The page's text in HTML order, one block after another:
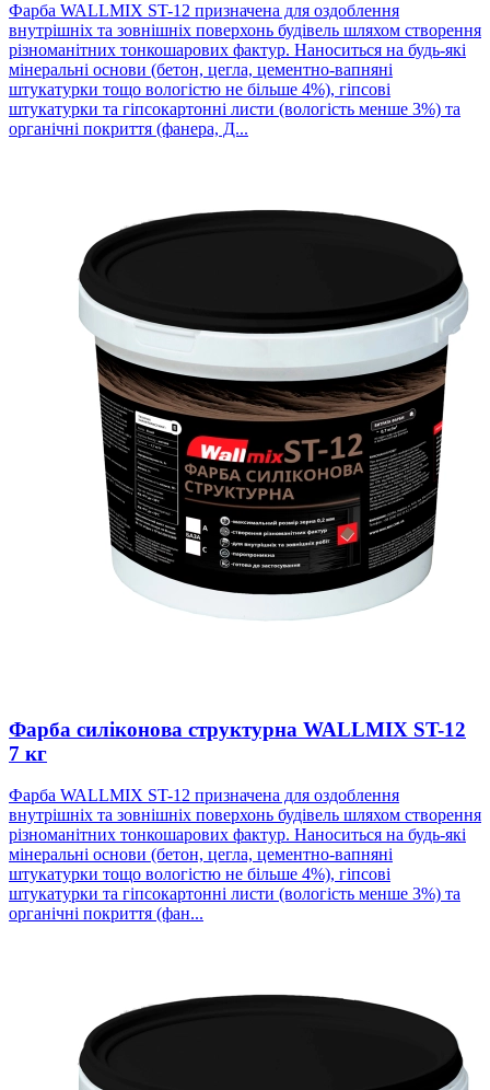
Фарба WALLMIX ST-12 призначена для оздоблення
внутрішніх та зовнішніх поверхонь будівель шляхом створення
різноманітних тонкошарових фактур. Наноситься на будь-які
мінеральні основи (бетон, цегла, цементно-вапняні
штукатурки тощо вологістю не більше 4%), гіпсові
штукатурки та гіпсокартонні листи (вологість менше 3%) та
органічні покриття (фанера, Д...
Фарба силіконова структурна WALLMIX ST-12
7 кг
Фарба WALLMIX ST-12 призначена для оздоблення
внутрішніх та зовнішніх поверхонь будівель шляхом створення
різноманітних тонкошарових фактур. Наноситься на будь-які
мінеральні основи (бетон, цегла, цементно-вапняні
штукатурки тощо вологістю не більше 4%), гіпсові
штукатурки та гіпсокартонні листи (вологість менше 3%) та
органічні покриття (фан...